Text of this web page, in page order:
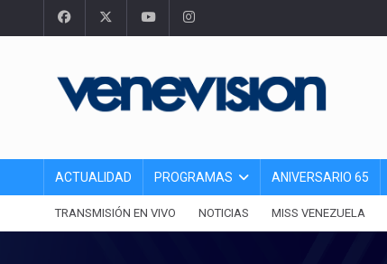
ACTUALIDAD PROGRAMAS ANIVERSARIO 65
TRANSMISIÓN EN VIVO NOTICIAS MISS VENEZUELA